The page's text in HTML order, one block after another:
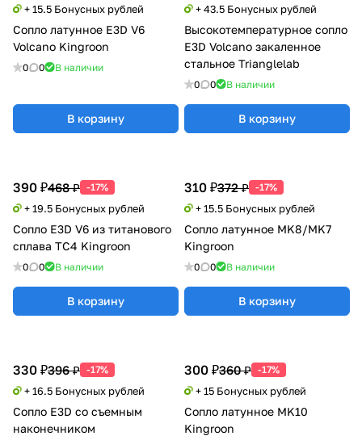
+ 15.5 Бонусных рублей
Сопло латунное E3D V6
Volcano Kingroon
0 0 В наличии
В корзину
+ 43.5 Бонусных рублей
Высокотемпературное сопло
E3D Volcano закаленное
стальное Trianglelab
0 0 В наличии
В корзину
390 ₽468 ₽ -17%
+ 19.5 Бонусных рублей
Сопло E3D V6 из титанового
сплава TC4 Kingroon
0 0 В наличии
В корзину
310 ₽372 ₽ -17%
+ 15.5 Бонусных рублей
Сопло латунное MK8/MK7
Kingroon
0 0 В наличии
В корзину
330 ₽396 ₽ -17%
+ 16.5 Бонусных рублей
Сопло E3D со съемным
наконечником
300 ₽360 ₽ -17%
+ 15 Бонусных рублей
Сопло латунное MK10
Kingroon